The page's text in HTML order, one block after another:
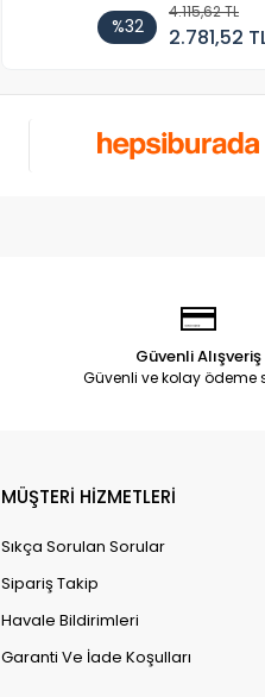
%32
4.115,62 TL
2.781,52
Güvenli Alışveriş
Güvenli ve kolay ödeme
MÜŞTERİ HİZMETLERİ
Sıkça Sorulan Sorular
Sipariş Takip
Havale Bildirimleri
Garanti Ve İade Koşulları